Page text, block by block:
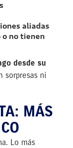
aliadas
o no tienen
desde su
sorpresas ni
MÁS
Lo más